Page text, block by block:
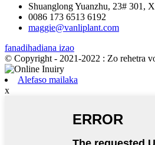
Shuanglong Yuanzhu, 23# 301,
0086 173 6513 6192
maggie@vanliplant.com
fanadihadiana izao
© Copyright - 2021-2022 : Zo rehetra
Alefaso mailaka
x